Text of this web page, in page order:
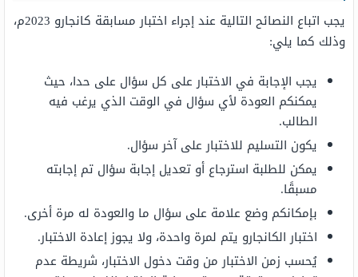
يجب اتباع النصائح التالية عند إجراء اختبار مسابقة كانجارو 2023م،
وذلك كما يلي:
يجب الإجابة في الاختبار على كل سؤال على حدا، حيث
يمكنكم العودة لأي سؤال في الوقت الذي يرغب فيه
الطالب.
يكون التسليم للاختبار على آخر سؤال.
يمكن للطلبة استرجاع أو تعديل إجابة سؤال تم إجابته
مسبقًا.
بإمكانكم وضع علامة على سؤال ما والعودة له مرة أخرى.
اختبار الكانجارو يتم لمرة واحدة، ولا يجوز إعادة الاختبار.
يُحسب زمن الاختبار من وقت دخول الاختبار، شريطة عدم